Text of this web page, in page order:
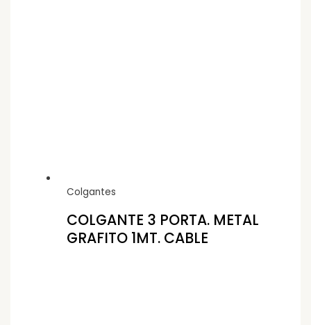
Colgantes
COLGANTE 3 PORTA. METAL
GRAFITO 1MT. CABLE